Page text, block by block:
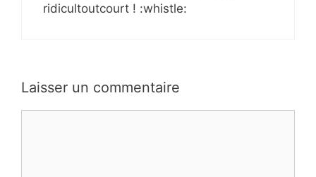
ridicultoutcourt ! :whistle:
Laisser un commentaire